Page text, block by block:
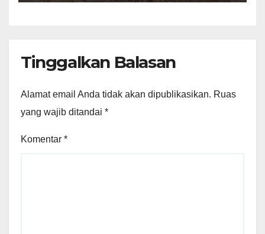
Tinggalkan Balasan
Alamat email Anda tidak akan dipublikasikan. Ruas
yang wajib ditandai *
Komentar *